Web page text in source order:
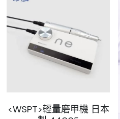
睫毛保養
<WSPT>輕量磨甲機 日本